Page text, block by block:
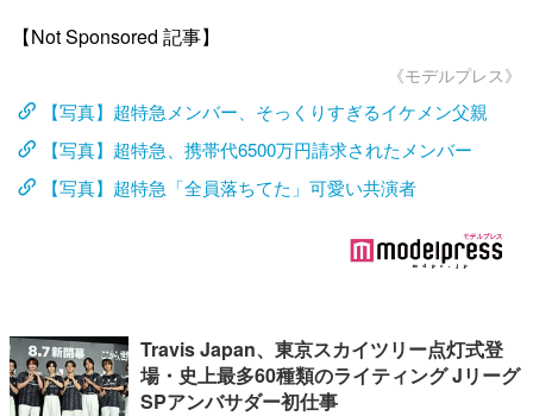
【Not Sponsored 記事】
《モデルプレス》
【写真】超特急メンバー、そっくりすぎるイケメン父親
【写真】超特急、携帯代6500万円請求されたメンバー
【写真】超特急「全員落ちてた」可愛い共演者
Travis Japan、東京スカイツリー点灯式登
場・史上最多60種類のライティング Jリーグ
SPアンバサダー初仕事